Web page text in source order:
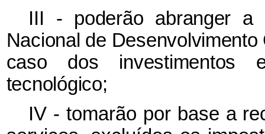
III - poderão abranger a
Nacional de
caso dos investimentos
tecnológico;
IV - tomarão por base a